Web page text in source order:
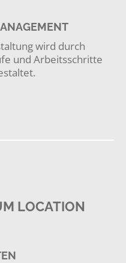
wird durch
und Arbeitsschritte
LOCATION